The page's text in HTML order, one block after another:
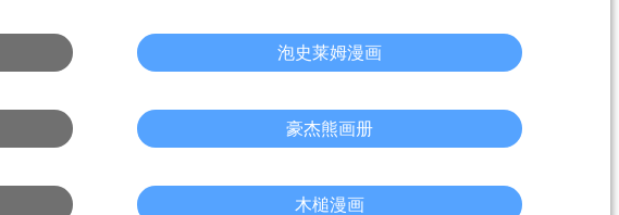
泡史莱姆漫画
豪杰熊画册
木槌漫画